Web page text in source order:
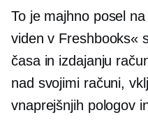
To je majhno posel
viden v Freshbooks«
časa in izdajanju
nad svojimi računi,
vnaprejšnjih pologov